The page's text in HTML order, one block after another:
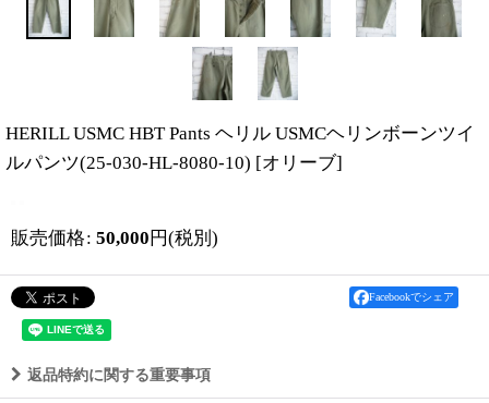
HERILL USMC HBT Pants ヘリル USMCヘリンボーンツイ
ルパンツ(25-030-HL-8080-10) [オリーブ]
販売価格: 50,000 円(税別)
Facebookでシェア
返品特約に関する重要事項